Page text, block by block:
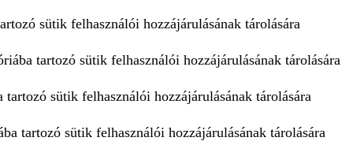
sütik felhasználói hozzájárulásának tárolására
tartozó sütik felhasználói hozzájárulásának tárolására
sütik felhasználói hozzájárulásának tárolására
tartozó sütik felhasználói hozzájárulásának tárolására